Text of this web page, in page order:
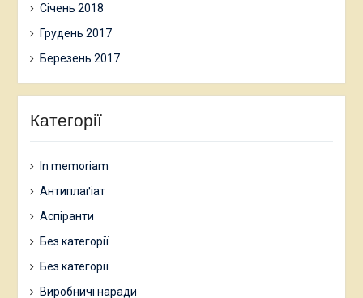
Січень 2018
Грудень 2017
Березень 2017
Категорії
In memoriam
Антиплаґіат
Аспіранти
Без категорії
Без категорії
Виробничі наради